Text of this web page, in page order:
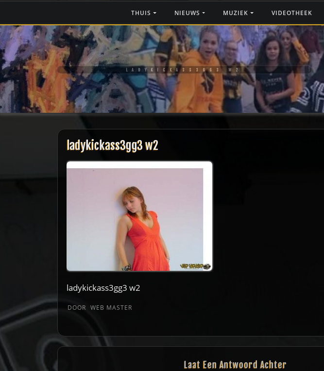
de
inhoud
THUIS NIEUWS MUZIEK VIDEOTHEEK
LADYKICKASS3GG3 W2
ladykickass3gg3 w2
ladykickass3gg3 w2
DOOR WEB MASTER
Laat Een Antwoord Achter